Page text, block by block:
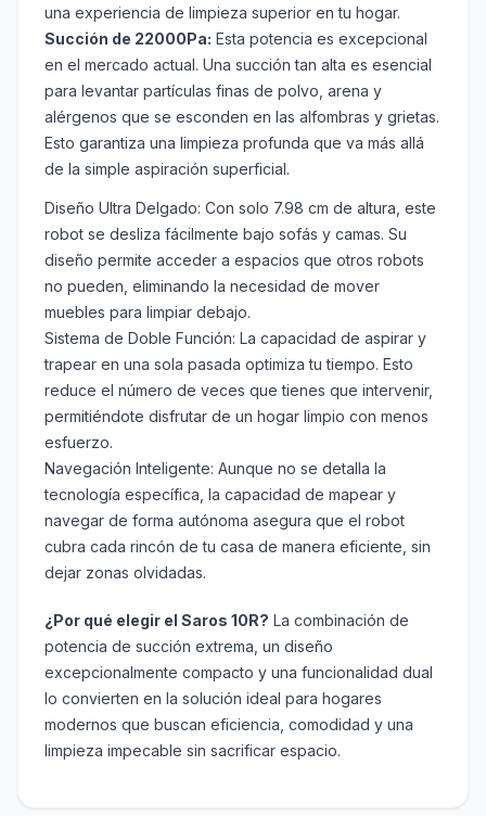
una experiencia de limpieza superior en tu hogar.
Succión de 22000Pa: Esta potencia es excepcional
en el mercado actual. Una succión tan alta es esencial
para levantar partículas finas de polvo, arena y
alérgenos que se esconden en las alfombras y grietas.
Esto garantiza una limpieza profunda que va más allá
de la simple aspiración superficial.
Diseño Ultra Delgado: Con solo 7.98 cm de altura, este
robot se desliza fácilmente bajo sofás y camas. Su
diseño permite acceder a espacios que otros robots
no pueden, eliminando la necesidad de mover
muebles para limpiar debajo.
Sistema de Doble Función: La capacidad de aspirar y
trapear en una sola pasada optimiza tu tiempo. Esto
reduce el número de veces que tienes que intervenir,
permitiéndote disfrutar de un hogar limpio con menos
esfuerzo.
Navegación Inteligente: Aunque no se detalla la
tecnología específica, la capacidad de mapear y
navegar de forma autónoma asegura que el robot
cubra cada rincón de tu casa de manera eficiente, sin
dejar zonas olvidadas.
¿Por qué elegir el Saros 10R? La combinación de
potencia de succión extrema, un diseño
excepcionalmente compacto y una funcionalidad dual
lo convierten en la solución ideal para hogares
modernos que buscan eficiencia, comodidad y una
limpieza impecable sin sacrificar espacio.